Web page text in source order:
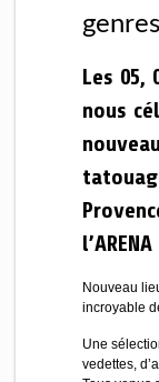
Les 05,
nous
Nouveau
incroyable
Une
vedettes,